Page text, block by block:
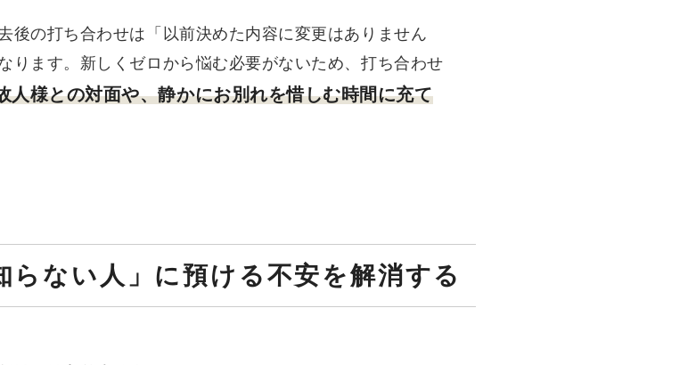
後の打ち合わせは「以前決めた内容に変更はありません
ります。新しくゼロから悩む必要がないため、打ち合わせ
人様との対面や、静かにお別れを惜しむ時間に充て
らない人」に預ける不安を解消する